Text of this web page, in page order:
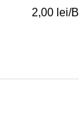
2,00 lei/